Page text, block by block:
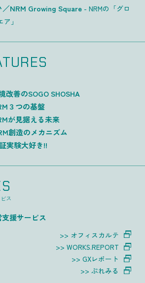
／NRM Growing Square - NRMの「グロ
」
改善のSOGO SHOSHA
３つの基盤
が見据える未来
創造のメカニズム
実験大好き!!
ス
支援サービス
オフィスカルテ
WORKS.REPORT
GXレポート
ぷれみる